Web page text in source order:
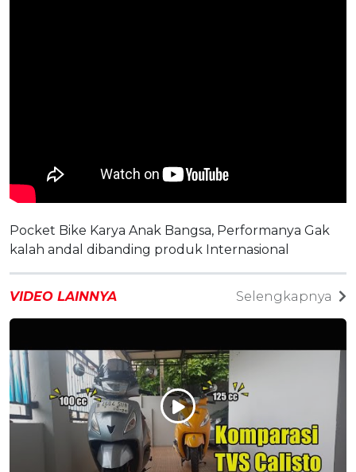
Pocket Bike Karya Anak Bangsa, Performanya Gak
kalah andal dibanding produk Internasional
VIDEO LAINNYA Selengkapnya